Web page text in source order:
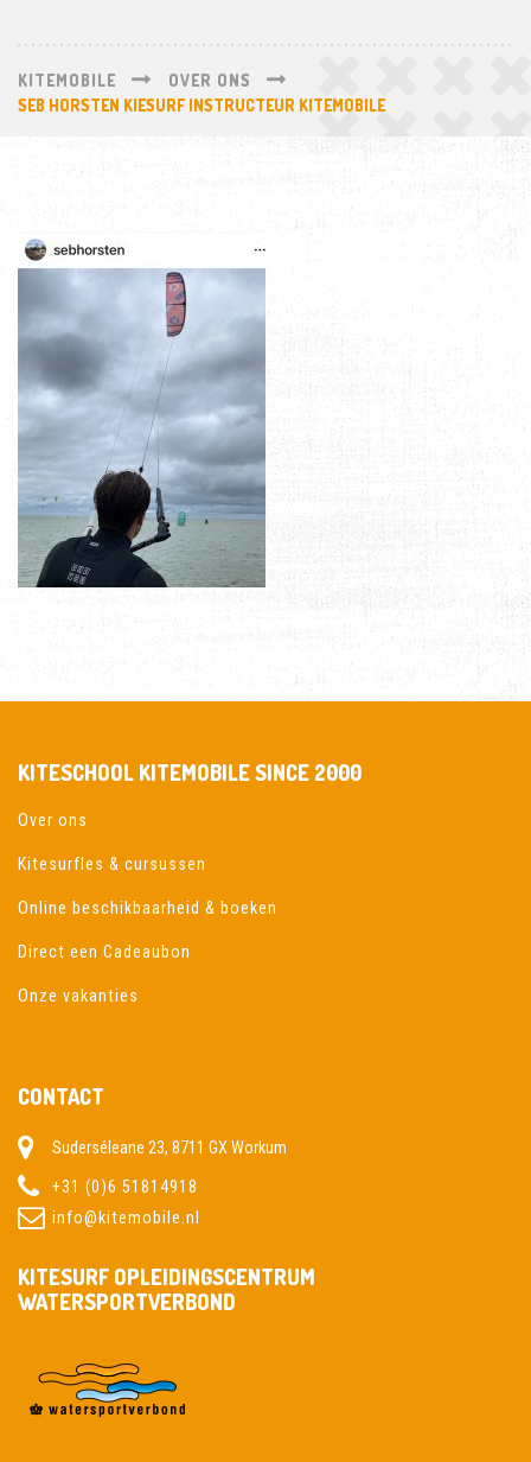
KITEMOBILE
OVER ONS
SEB HORSTEN KIESURF INSTRUCTEUR KITEMOBILE
KITESCHOOL KITEMOBILE SINCE 2000
Over ons
Kitesurfles & cursussen
Online beschikbaarheid & boeken
Direct een Cadeaubon
Onze vakanties
CONTACT
Suderséleane 23, 8711 GX Workum
+31 (0)6 51814918
info@kitemobile.nl
KITESURF OPLEIDINGSCENTRUM
WATERSPORTVERBOND